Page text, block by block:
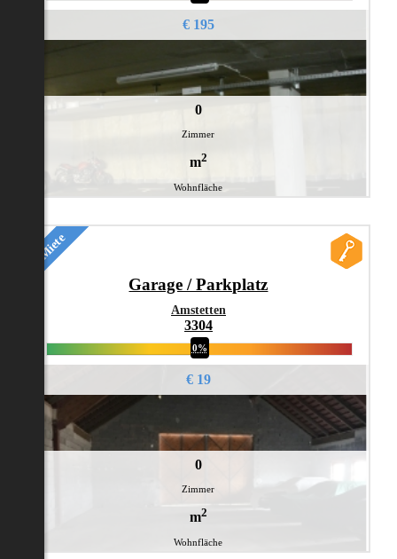
€ 195
0
Zimmer
m2
Wohnfläche
Garage / Parkplatz
Amstetten
3304
0%
Miete
€ 19
0
Zimmer
m2
Wohnfläche